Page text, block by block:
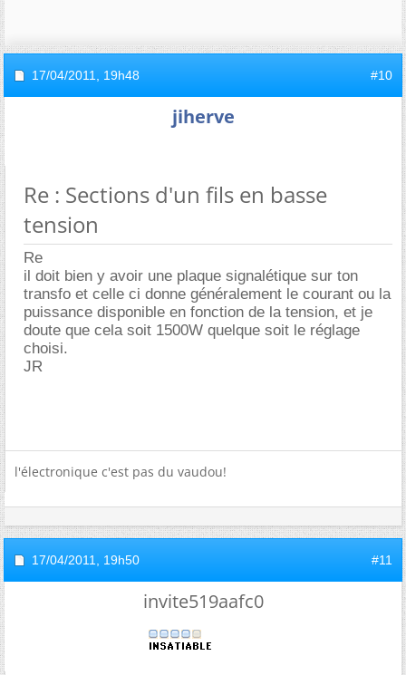
17/04/2011, 19h48 #10
jiherve
Re : Sections d'un fils en basse
tension
Re
il doit bien y avoir une plaque signalétique sur ton
transfo et celle ci donne généralement le courant ou la
puissance disponible en fonction de la tension, et je
doute que cela soit 1500W quelque soit le réglage
choisi.
JR
l'électronique c'est pas du vaudou!
17/04/2011, 19h50 #11
invite519aafc0